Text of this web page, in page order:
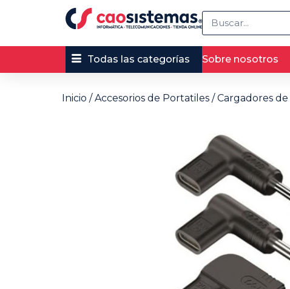
Todas las categorías Sobre nosotros
Inicio /Accesorios de Portatiles /Cargadores de